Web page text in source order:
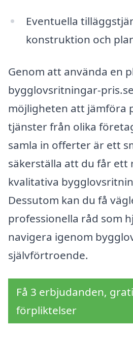
Eventuella
konstruktion och
Genom att använda en
bygglovsritningar-
möjligheten att jämföra
tjänster från olika
samla in offerter är ett
säkerställa att du får
kvalitativa
Dessutom kan du få
professionella råd som
navigera igenom
självförtroende.
Få 3 erbjudanden,
förpliktelser